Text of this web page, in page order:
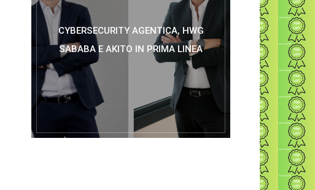
CYBERSECURITY AGENTICA, HWG
SABABA E AKITO IN PRIMA LINEA